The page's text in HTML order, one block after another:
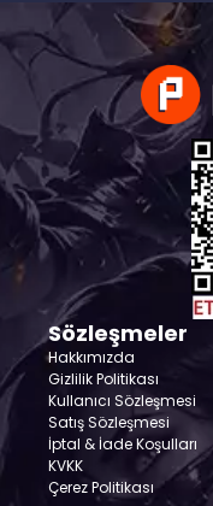
Sözleşmeler
Hakkımızda
Gizlilik Politikası
Kullanıcı Sözleşmesi
Satış Sözleşmesi
İptal & İade Koşulları
KVKK
Çerez Politikası